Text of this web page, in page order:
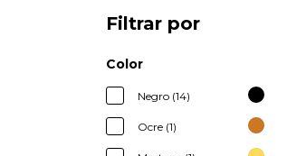
Filtrar por
Color
Negro (14)
Ocre (1)